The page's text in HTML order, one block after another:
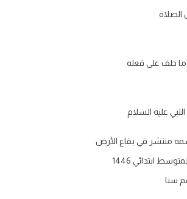
الصلاة
حلف على فعله
عليه السلام
منتشر في بقاع الأرض
ابتدائي 1446
سنا